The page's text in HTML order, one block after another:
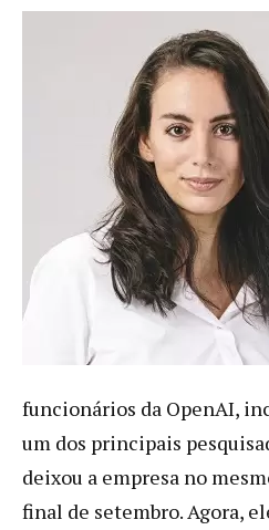
funcionários da OpenAI,
um dos principais
deixou a empresa no
final de setembro. Agora,